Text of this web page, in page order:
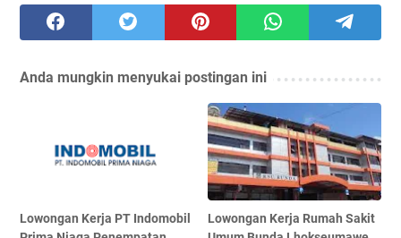
Anda mungkin menyukai postingan ini
Lowongan Kerja PT Indomobil
Lowongan Kerja Rumah Sakit